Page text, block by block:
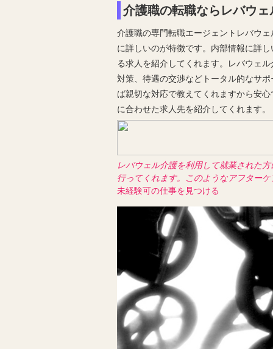
介護職の転職ならレバウェ
介護職の専門転職エージェントレバウ
に詳しいのが特徴です。内部情報に詳
る求人を紹介してくれます。レバウェ
対策、待遇の交渉などトータル的なサ
ば親切な対応で教えてくれますから安
に合わせた求人先を紹介してくれます。
レバウェル介護を利用して就業された
行ってくれます。このようなアフター
未経験可の仕事を見つける